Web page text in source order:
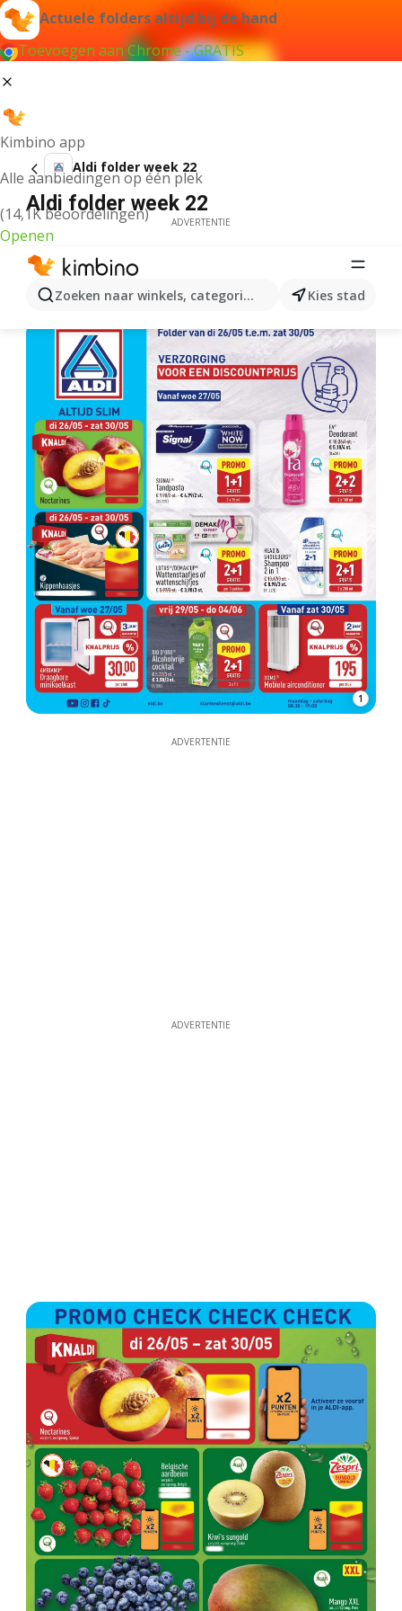
Actuele folders altijd bij de hand
Toevoegen aan Chrome - GRATIS
Kimbino app
Alle aanbiedingen op één plek
(14,1K beoordelingen)
Openen
Zoeken naar winkels, categorieën, producten...
Kies stad
Aldi folder week 22
Aldi folder week 22
ADVERTENTIE
1
ADVERTENTIE
ADVERTENTIE